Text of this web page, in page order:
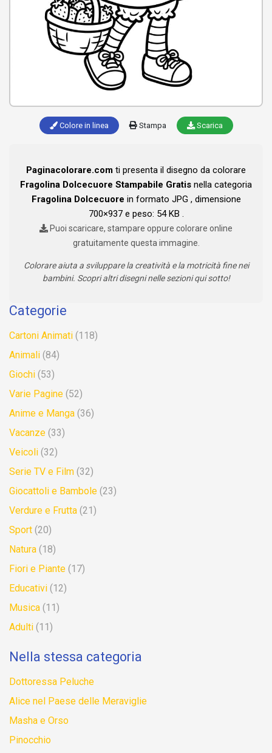
Colore in linea Stampa Scarica
Paginacolorare.com ti presenta il disegno da colorare
Fragolina Dolcecuore Stampabile Gratis nella categoria
Fragolina Dolcecuore in formato JPG , dimensione
700×937 e peso: 54 KB .
Puoi scaricare, stampare oppure colorare online
gratuitamente questa immagine.
Colorare aiuta a sviluppare la creatività e la motricità fine nei
bambini. Scopri altri disegni nelle sezioni qui sotto!
Categorie
Cartoni Animati (118)
Animali (84)
Giochi (53)
Varie Pagine (52)
Anime e Manga (36)
Vacanze (33)
Veicoli (32)
Serie TV e Film (32)
Giocattoli e Bambole (23)
Verdure e Frutta (21)
Sport (20)
Natura (18)
Fiori e Piante (17)
Educativi (12)
Musica (11)
Adulti (11)
Nella stessa categoria
Dottoressa Peluche
Alice nel Paese delle Meraviglie
Masha e Orso
Pinocchio